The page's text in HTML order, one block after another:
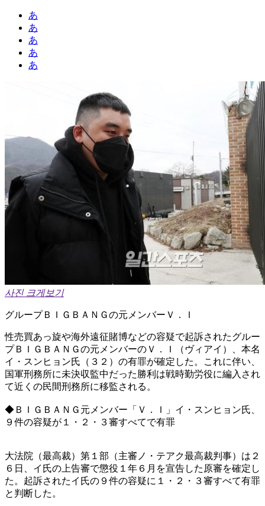
あ
あ
あ
あ
あ
사진 크게보기
グループＢＩＧＢＡＮＧの元メンバーＶ．Ｉ
性売買あっ旋や海外遠征賭博などの容疑で起訴されたグルー
プＢＩＧＢＡＮＧの元メンバーのＶ．Ｉ（ヴィアイ）、本名
イ・スンヒョン氏（３２）の有罪が確定した。これに伴い、
国軍刑務所に未決収監中だった勝利は戦時勤労役に編入され
て近くの民間刑務所に移監される。
◆ＢＩＧＢＡＮＧ元メンバー「Ｖ．Ｉ」イ・スンヒョン氏、
９件の容疑が１・２・３審すべてで有罪
大法院（最高裁）第１部（主審ノ・テアク最高裁判事）は２
６日、イ氏の上告審で懲役１年６月を宣告した原審を確定し
た。起訴されたイ氏の９件の容疑に１・２・３審すべて有罪
と判断した。